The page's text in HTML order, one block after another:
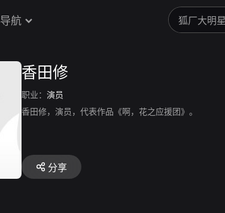
导航
香田修
职业： 演员
香田修，演员，代表作品《啊，花之应援团》。
分享